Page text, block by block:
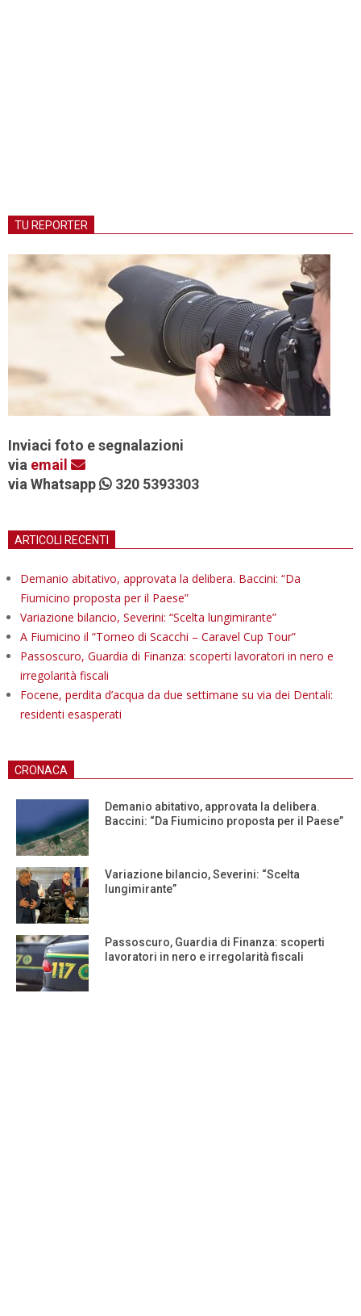
TU REPORTER
Inviaci foto e segnalazioni
via email
via Whatsapp
320 5393303
ARTICOLI RECENTI
Demanio abitativo, approvata la delibera. Baccini: “Da
Fiumicino proposta per il Paese”
Variazione bilancio, Severini: “Scelta lungimirante”
A Fiumicino il “Torneo di Scacchi – Caravel Cup Tour”
Passoscuro, Guardia di Finanza: scoperti lavoratori in nero e
irregolarità fiscali
Focene, perdita d’acqua da due settimane su via dei Dentali:
residenti esasperati
CRONACA
Demanio abitativo, approvata la delibera.
Baccini: “Da Fiumicino proposta per il Paese”
Variazione bilancio, Severini: “Scelta
lungimirante”
Passoscuro, Guardia di Finanza: scoperti
lavoratori in nero e irregolarità fiscali